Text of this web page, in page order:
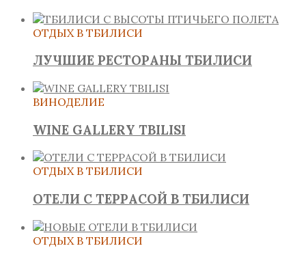
ОТДЫХ В ТБИЛИСИ
ЛУЧШИЕ РЕСТОРАНЫ ТБИЛИСИ
ВИНОДЕЛИЕ
WINE GALLERY TBILISI
ОТДЫХ В ТБИЛИСИ
ОТЕЛИ С ТЕРРАСОЙ В ТБИЛИСИ
ОТДЫХ В ТБИЛИСИ